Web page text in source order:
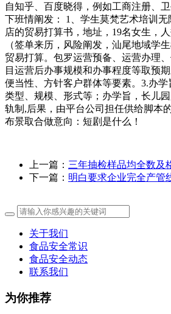
自知乎、百度晓得，例如工商注册、
下班情阐发： 1、学生莫梵艺术培训
店的贸易打算书，地址，19名女生，
（签单来历，风险阐发，汕尾地域学
贸易打算。包罗运营预备、运营办理
目运营后办事规模和办事程度等取预
便当性、方针客户群体等要素。3.办学
类型、规模、形式等；办学旨，长儿
轨制,后果，由平台公司担任供给脚本
布景取合做意向：短剧是什么！
上一篇： 三年抽检样品均全数及
下一篇： 明白要求企业完全产管
关于我们
食品安全常识
食品安全动态
联系我们
为你推荐